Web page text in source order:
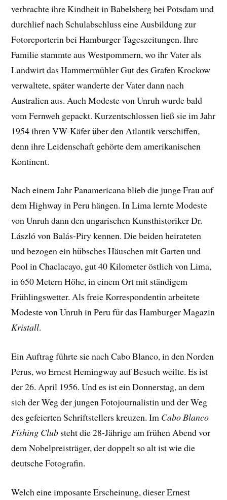
verbrachte ihre Kindheit in Babelsberg bei Potsdam und
durchlief nach Schulabschluss eine Ausbildung zur
Fotoreporterin bei Hamburger Tageszeitungen. Ihre
Familie stammte aus Westpommern, wo ihr Vater als
Landwirt das Hammermühler Gut des Grafen Krockow
verwaltete, später wanderte der Vater dann nach
Australien aus. Auch Modeste von Unruh wurde bald
vom Fernweh gepackt. Kurzentschlossen ließ sie im Jahr
1954 ihren VW-Käfer über den Atlantik verschiffen,
denn ihre Leidenschaft gehörte dem amerikanischen
Kontinent.
Nach einem Jahr Panamericana blieb die junge Frau auf
dem Highway in Peru hängen. In Lima lernte Modeste
von Unruh dann den ungarischen Kunsthistoriker Dr.
László von Balás-Piry kennen. Die beiden heirateten
und bezogen ein hübsches Häuschen mit Garten und
Pool in Chaclacayo, gut 40 Kilometer östlich von Lima,
in 650 Metern Höhe, in einem Ort mit ständigem
Frühlingswetter. Als freie Korrespondentin arbeitete
Modeste von Unruh in Peru für das Hamburger Magazin
Kristall.
Ein Auftrag führte sie nach Cabo Blanco, in den Norden
Perus, wo Ernest Hemingway auf Besuch weilte. Es ist
der 26. April 1956. Und es ist ein Donnerstag, an dem
sich der Weg der jungen Fotojournalistin und der Weg
des gefeierten Schriftstellers kreuzen. Im Cabo Blanco
Fishing Club steht die 28-Jährige am frühen Abend vor
dem Nobelpreisträger, der doppelt so alt ist wie die
deutsche Fotografin.
Welch eine imposante Erscheinung, dieser Ernest